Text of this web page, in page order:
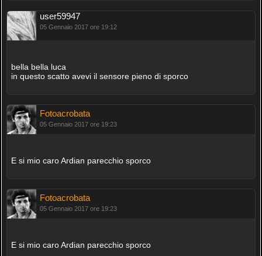
user59947
05 Gennaio 2017 ore 19:12
bella bella luca
in questo scatto avevi il sensore pieno di sporco
Fotoacrobata
05 Gennaio 2017 ore 19:23
E si mio caro Ardian parecchio sporco
Fotoacrobata
05 Gennaio 2017 ore 19:23
E si mio caro Ardian parecchio sporco